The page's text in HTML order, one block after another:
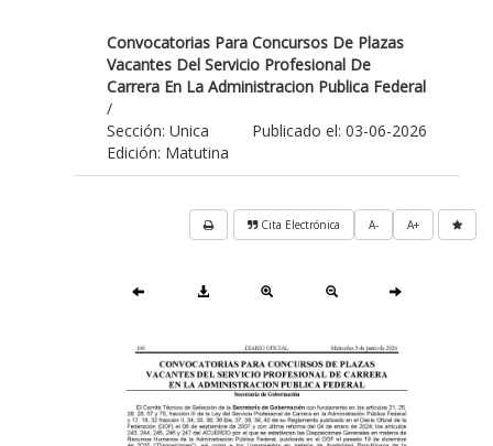
Convocatorias Para Concursos De Plazas
Vacantes Del Servicio Profesional De
Carrera En La Administracion Publica Federal
/
Publicado el: 03-06-2026
Sección: Unica
Edición: Matutina
A+
A-
Cita Electrónica